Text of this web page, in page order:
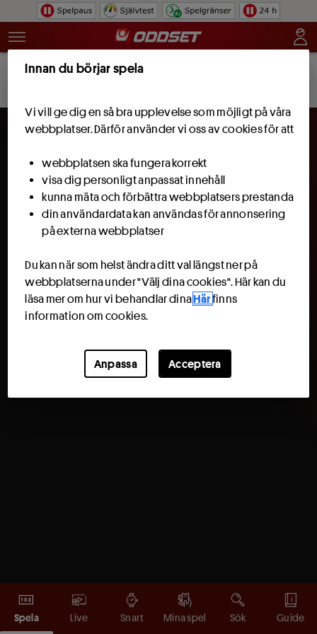
Hoppa till innehåll
Bli kund och få 100 kr att spela för.
Spela Live Snart Mina spel Sök Guide
Innan du börjar spela
Vi vill ge dig en så bra upplevelse som möjligt på våra
webbplatser. Därför använder vi oss av cookies för att
webbplatsen ska fungera korrekt
visa dig personligt anpassat innehåll
kunna mäta och förbättra webbplatsers prestanda
din användardata kan användas för annonsering
på externa webbplatser
Du kan när som helst ändra ditt val längst ner på
webbplatserna under "Välj dina cookies". Här kan du
läsa mer om hur vi behandlar dinaHär finns
information om cookies.
Anpassa Acceptera